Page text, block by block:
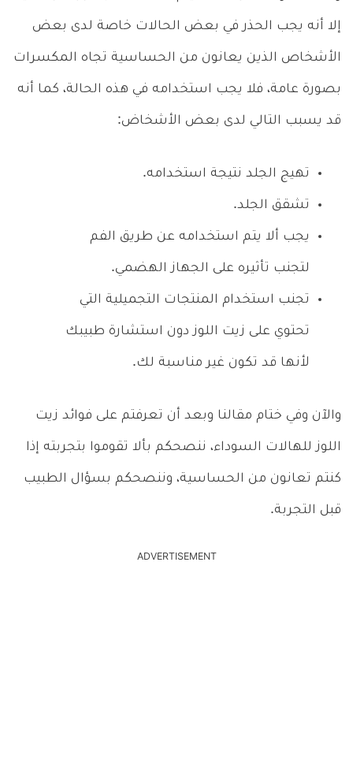
إلا أنه يجب الحذر في بعض الحالات خاصة لدى بعض
الأشخاص الذين يعانون من الحساسية تجاه المكسرات
بصورة عامة، فلا يجب استخدامه في هذه الحالة، كما أنه
قد يسبب التالي لدى بعض الأشخاض:
تهيج الجلد نتيجة استخدامه.
تشقق الجلد.
يجب ألا يتم استخدامه عن طريق الفم
لتجنب تأثيره على الجهاز الهضمي.
تجنب استخدام المنتجات التجميلية التي
تحتوي على زيت اللوز دون استشارة طبيبك
لأنها قد تكون غير مناسبة لك.
والآن وفي ختام مقالنا وبعد أن تعرفتم على فوائد زيت
اللوز للهالات السوداء، ننصحكم بألا تقوموا بتجربته إذا
كنتم تعانون من الحساسية، وننصحكم بسؤال الطبيب
قبل التجربة.
ADVERTISEMENT